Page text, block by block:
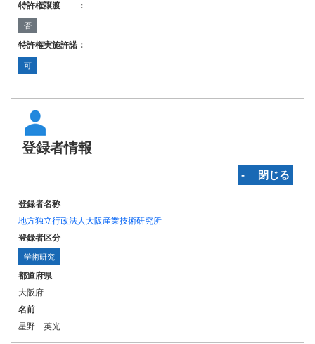
特許権譲渡 ：
否
特許権実施許諾：
可
登録者情報
‐ 閉じる
登録者名称
地方独立行政法人大阪産業技術研究所
登録者区分
学術研究
都道府県
大阪府
名前
星野 英光